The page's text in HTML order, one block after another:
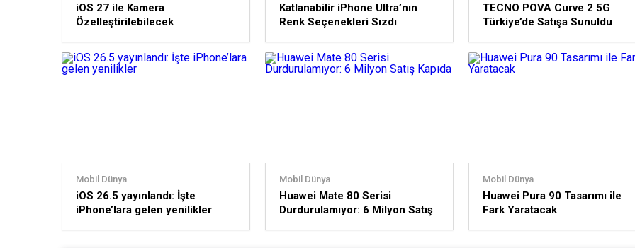
iOS 27 ile Kamera
Özelleştirilebilecek
Katlanabilir iPhone Ultra’nın
Renk Seçenekleri Sızdı
TECNO POVA Curve 2 5G
Türkiye’de Satışa Sunuldu
Mobil Dünya
iOS 26.5 yayınlandı: İşte
iPhone’lara gelen yenilikler
Mobil Dünya
Huawei Mate 80 Serisi
Durdurulamıyor: 6 Milyon Satış
Mobil Dünya
Huawei Pura 90 Tasarımı ile
Fark Yaratacak